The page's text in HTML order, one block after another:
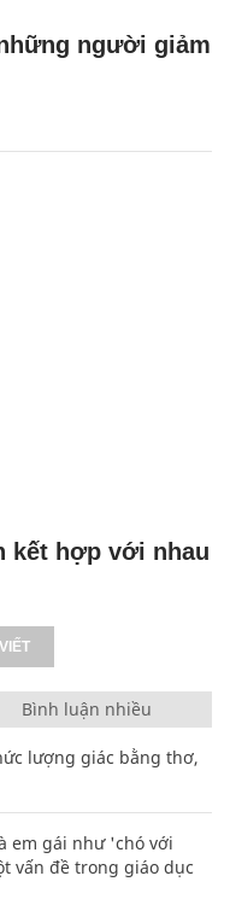
người giảm
kết hợp với nhau
Bình luận nhiều
lượng giác bằng thơ,
em gái như 'chó với
vấn đề trong giáo dục